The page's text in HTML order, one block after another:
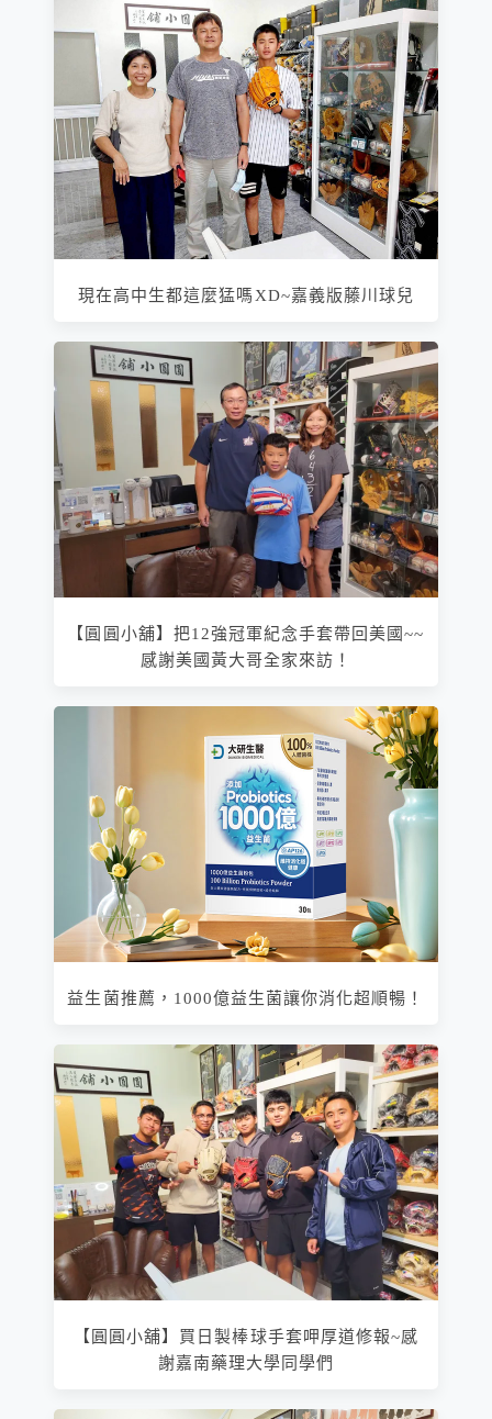
現在高中生都這麼猛嗎XD~嘉義版藤川球兒
【圓圓小舖】把12強冠軍紀念手套帶回美國~~
感謝美國黃大哥全家來訪！
益生菌推薦，1000億益生菌讓你消化超順暢！
【圓圓小舖】買日製棒球手套呷厚道修報~感
謝嘉南藥理大學同學們